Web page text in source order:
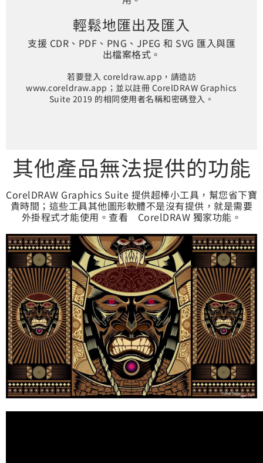
輕鬆地匯出及匯入
支援 CDR、PDF、PNG、JPEG 和 SVG 匯入與匯
出檔案格式。
若要登入 coreldraw.app，請造訪
www.coreldraw.app；並以註冊 CorelDRAW Graphics
Suite 2019 的相同使用者名稱和密碼登入。
其他產品無法提供的功能
CorelDRAW Graphics Suite 提供超棒小工具，幫您省下寶
貴時間；這些工具其他圖形軟體不是沒有提供，就是需要
外掛程式才能使用。查看 CorelDRAW 獨家功能。